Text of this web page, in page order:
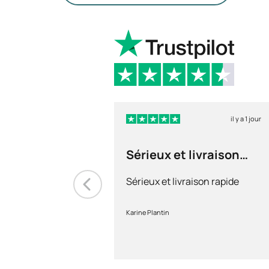
il y a 1 jour
Sérieux et livraison
Sérieux et livraison rapide
Karine Plantin